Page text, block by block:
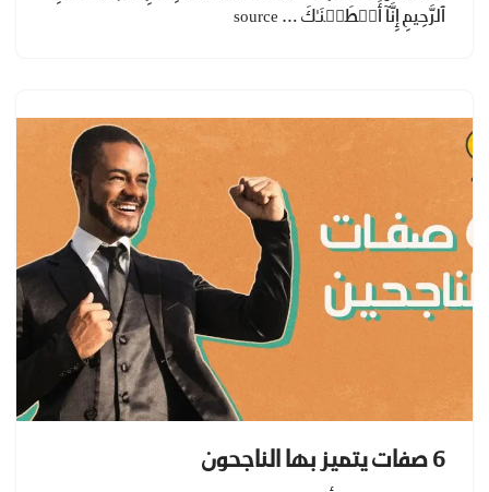
ٱلرَّحِيمِ إِنَّآ أَعۡطَيۡنَـٰكَ … source
6 صفات يتميز بها الناجحون